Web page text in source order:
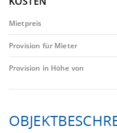
Mietpreis
Provision für Mieter
Provision in Höhe von